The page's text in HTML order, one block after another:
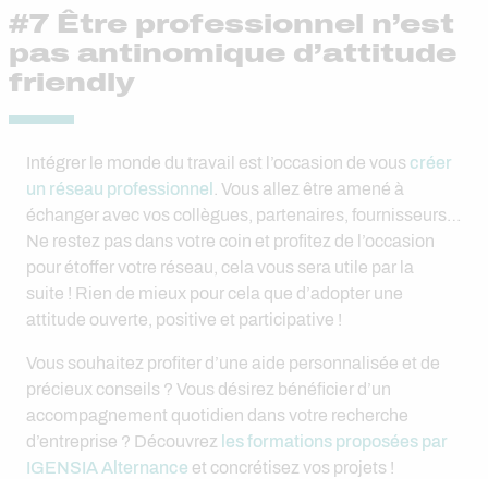
#7 Être professionnel n’est
pas antinomique d’attitude
friendly
Intégrer le monde du travail est l’occasion de vous créer
un réseau professionnel
. Vous allez être amené à
échanger avec vos collègues, partenaires, fournisseurs…
Ne restez pas dans votre coin et profitez de l’occasion
pour étoffer votre réseau, cela vous sera utile par la
suite ! Rien de mieux pour cela que d’adopter une
attitude ouverte, positive et participative !
Vous souhaitez profiter d’une aide personnalisée et de
précieux conseils ? Vous désirez bénéficier d’un
accompagnement quotidien dans votre recherche
d’entreprise ? Découvrez les formations proposées par
IGENSIA Alternance et concrétisez vos projets !